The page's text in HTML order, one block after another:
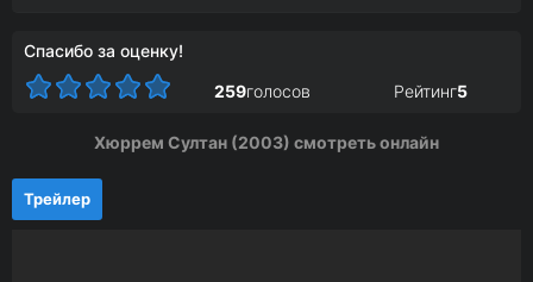
Спасибо за оценку!
259голосов Рейтинг5
Хюррем Султан (2003) смотреть онлайн
Трейлер